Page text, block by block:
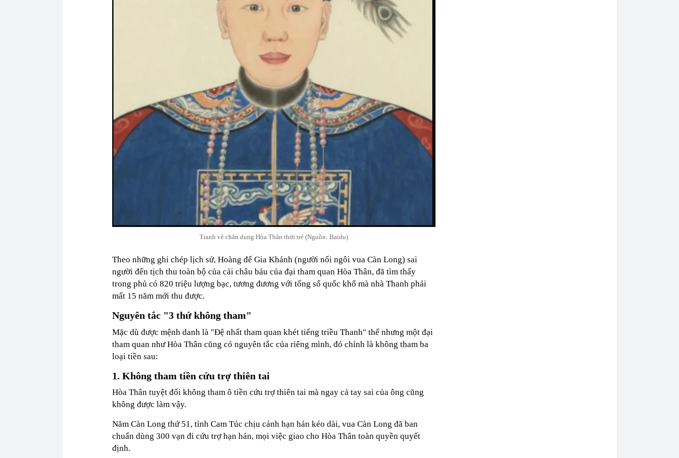
Tranh vẽ chân dung Hòa Thân thời trẻ (Nguồn: Baidu)
Theo những ghi chép lịch sử, Hoàng đế Gia Khánh (người nối ngôi vua Càn Long) sai
người đến tịch thu toàn bộ của cải châu báu của đại tham quan Hòa Thân, đã tìm thấy
trong phủ có 820 triệu lượng bạc, tương đương với tổng số quốc khố mà nhà Thanh phải
mất 15 năm mới thu được.
Nguyên tắc "3 thứ không tham"
Mặc dù được mệnh danh là "Đệ nhất tham quan khét tiếng triều Thanh" thế nhưng một đại
tham quan như Hòa Thân cũng có nguyên tắc của riêng mình, đó chính là không tham ba
loại tiền sau:
1. Không tham tiền cứu trợ thiên tai
Hòa Thân tuyệt đối không tham ô tiền cứu trợ thiên tai mà ngay cả tay sai của ông cũng
không được làm vậy.
Năm Càn Long thứ 51, tỉnh Cam Túc chịu cảnh hạn hán kéo dài, vua Càn Long đã ban
chuẩn dùng 300 vạn đi cứu trợ hạn hán, mọi việc giao cho Hòa Thân toàn quyền quyết
định.